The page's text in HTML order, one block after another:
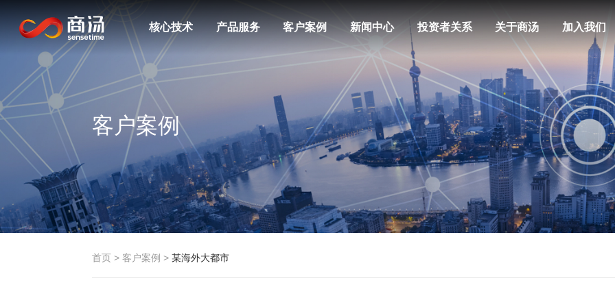
核心技术 产品服务 客户案例 新闻中心 投资者关系 关于商汤 加入我们
客户案例
首页 >客户案例 >某海外大都市